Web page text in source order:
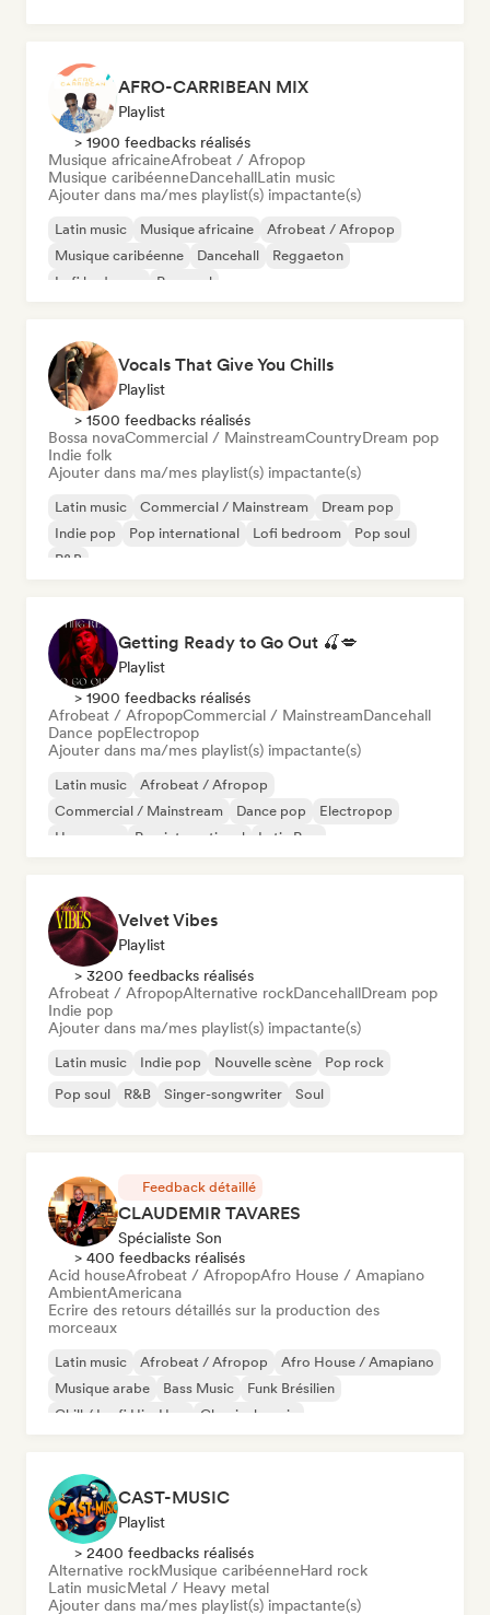
AFRO-CARRIBEAN MIX
Playlist
> 1900 feedbacks réalisés
Musique africaineAfrobeat / Afropop
Musique caribéenneDancehallLatin music
Ajouter dans ma/mes playlist(s) impactante(s)
Latin music Musique africaine
Afrobeat / Afropop
Musique caribéenne
Dancehall
Reggaeton
Lofi bedroom
Pop soul
Vocals That Give You Chills
Playlist
> 1500 feedbacks réalisés
Bossa novaCommercial / MainstreamCountryDream pop
Indie folk
Ajouter dans ma/mes playlist(s) impactante(s)
Latin music Commercial / Mainstream
Dream pop
Indie pop
Pop international Lofi bedroom
Pop soul
R&B
Getting Ready to Go Out 🍒💋
Playlist
> 1900 feedbacks réalisés
Afrobeat / AfropopCommercial / MainstreamDancehall
Dance popElectropop
Ajouter dans ma/mes playlist(s) impactante(s)
Latin music
Afrobeat / Afropop
Commercial / Mainstream
Dance pop
Electropop
Hyperpop
Pop international Latin Pop
Velvet Vibes
Playlist
> 3200 feedbacks réalisés
Afrobeat / AfropopAlternative rockDancehallDream pop
Indie pop
Ajouter dans ma/mes playlist(s) impactante(s)
Latin music Indie pop Nouvelle scène
Pop rock
Pop soul
R&B Singer-songwriter Soul
Feedback détaillé
CLAUDEMIR TAVARES
Spécialiste Son
> 400 feedbacks réalisés
Acid houseAfrobeat / AfropopAfro House / Amapiano
AmbientAmericana
Ecrire des retours détaillés sur la production des
morceaux
Latin music Afrobeat / Afropop
Afro House / Amapiano
Musique arabe
Bass Music
Funk Brésilien
Chill / Lo-fi Hip-Hop
Classical music
CAST-MUSIC
Playlist
> 2400 feedbacks réalisés
Alternative rockMusique caribéenneHard rock
Latin musicMetal / Heavy metal
Ajouter dans ma/mes playlist(s) impactante(s)